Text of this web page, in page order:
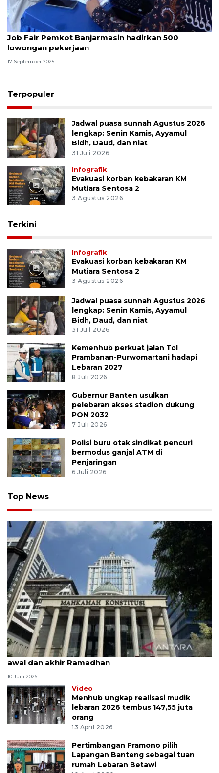
Job Fair Pemkot Banjarmasin hadirkan 500
lowongan pekerjaan
17 September 2025
Terpopuler
Jadwal puasa sunnah Agustus 2026
lengkap: Senin Kamis, Ayyamul
Bidh, Daud, dan niat
31 Juli 2026
Infografik
Evakuasi korban kebakaran KM
Mutiara Sentosa 2
3 Agustus 2026
Terkini
Infografik
Evakuasi korban kebakaran KM
Mutiara Sentosa 2
3 Agustus 2026
Jadwal puasa sunnah Agustus 2026
lengkap: Senin Kamis, Ayyamul
Bidh, Daud, dan niat
31 Juli 2026
Kemenhub perkuat jalan Tol
Prambanan-Purwomartani hadapi
Lebaran 2027
8 Juli 2026
Gubernur Banten usulkan
pelebaran akses stadion dukung
PON 2032
7 Juli 2026
Polisi buru otak sindikat pencuri
bermodus ganjal ATM di
Penjaringan
6 Juli 2026
Top News
MK uji materi UU Peradilan Agama perihal isbat
awal dan akhir Ramadhan
10 Juni 2026
Video
Menhub ungkap realisasi mudik
lebaran 2026 tembus 147,55 juta
orang
13 April 2026
Pertimbangan Pramono pilih
Lapangan Banteng sebagai tuan
rumah Lebaran Betawi